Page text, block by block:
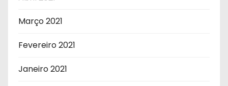
Março 2021
Fevereiro 2021
Janeiro 2021